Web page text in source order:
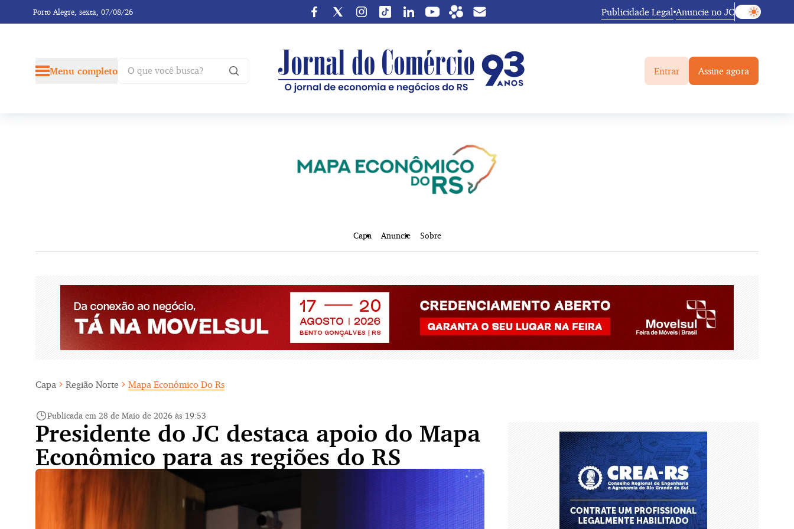
Porto Alegre, sexta, 07/08/26 Publicidade Legal Anuncie no JC
Menu completo Entrar Assine agora
Capa Anuncie Sobre
Capa Região Norte Mapa Econômico Do Rs
Publicada em 28 de Maio de 2026 às 19:53
Presidente do JC destaca apoio do Mapa
Econômico para as regiões do RS